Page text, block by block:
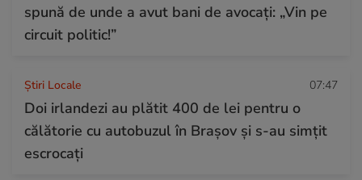
spună de unde a avut bani de avocați: „Vin pe
circuit politic!”
Știri Locale 07:47
Doi irlandezi au plătit 400 de lei pentru o
călătorie cu autobuzul în Brașov și s-au simțit
escrocați